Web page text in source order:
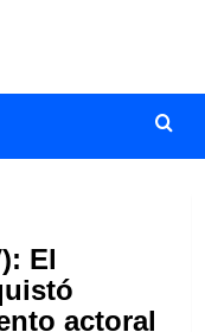
El
actoral